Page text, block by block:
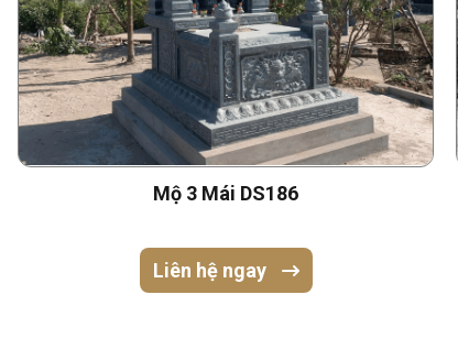
Mộ 3 Mái DS186
Liên hệ ngay